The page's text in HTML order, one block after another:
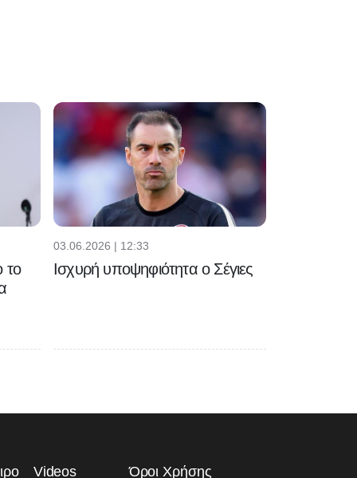
το
03.06.2026 | 12:33
Ισχυρή υποψηφιότητα ο Σέγιες
Videos Όροι Χρήσης